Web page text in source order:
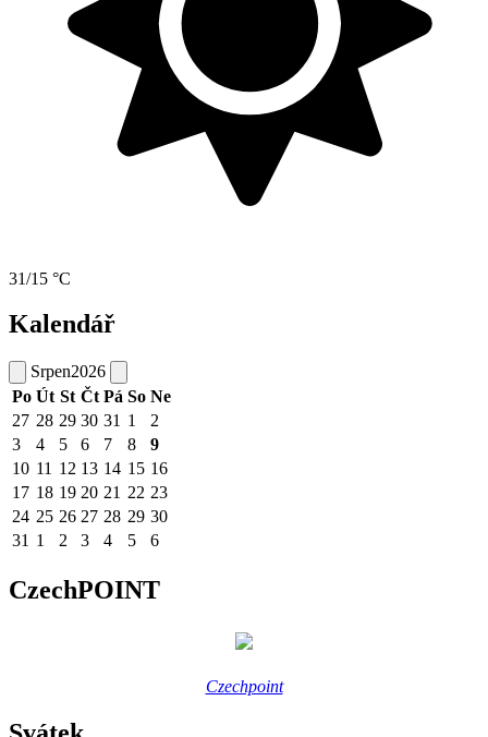
31/15 °C
Kalendář
Srpen2026
Po Út St Čt Pá So Ne
27 28 29 30 31 1
2
3
4 5 6 7 8
9
10 11 12 13 14 15 16
17 18 19 20 21 22 23
24 25 26 27 28 29 30
31 1 2 3 4 5 6
CzechPOINT
Czechpoint